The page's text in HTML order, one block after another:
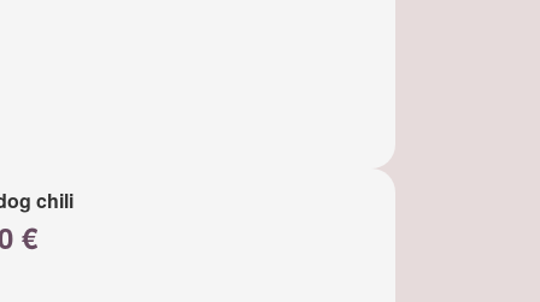
chili
€